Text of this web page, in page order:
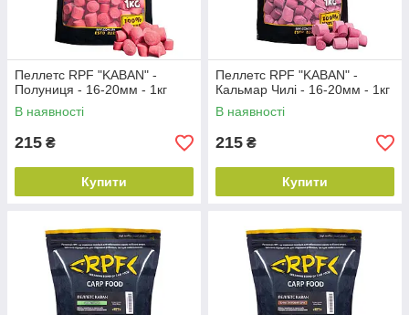
Пеллетс RPF "KABAN" -
Полуниця - 16-20мм - 1кг
В наявності
215 ₴
Купити
Пеллетс RPF "KABAN" -
Кальмар Чилі - 16-20мм - 1кг
В наявності
215 ₴
Купити